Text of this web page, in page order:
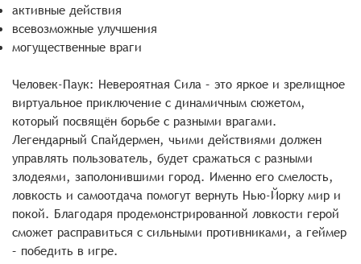
активные действия
всевозможные улучшения
могущественные враги
Человек-Паук: Невероятная Сила – это яркое и зрелищное
виртуальное приключение с динамичным сюжетом,
который посвящён борьбе с разными врагами.
Легендарный Спайдермен, чьими действиями должен
управлять пользователь, будет сражаться с разными
злодеями, заполонившими город. Именно его смелость,
ловкость и самоотдача помогут вернуть Нью-Йорку мир и
покой. Благодаря продемонстрированной ловкости герой
сможет расправиться с сильными противниками, а геймер
– победить в игре.